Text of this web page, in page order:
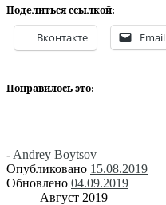
Поделиться ссылкой:
Вконтакте Email
Понравилось это:
- Andrey Boytsov
Опубликовано 15.08.2019
Обновлено 04.09.2019
Август 2019